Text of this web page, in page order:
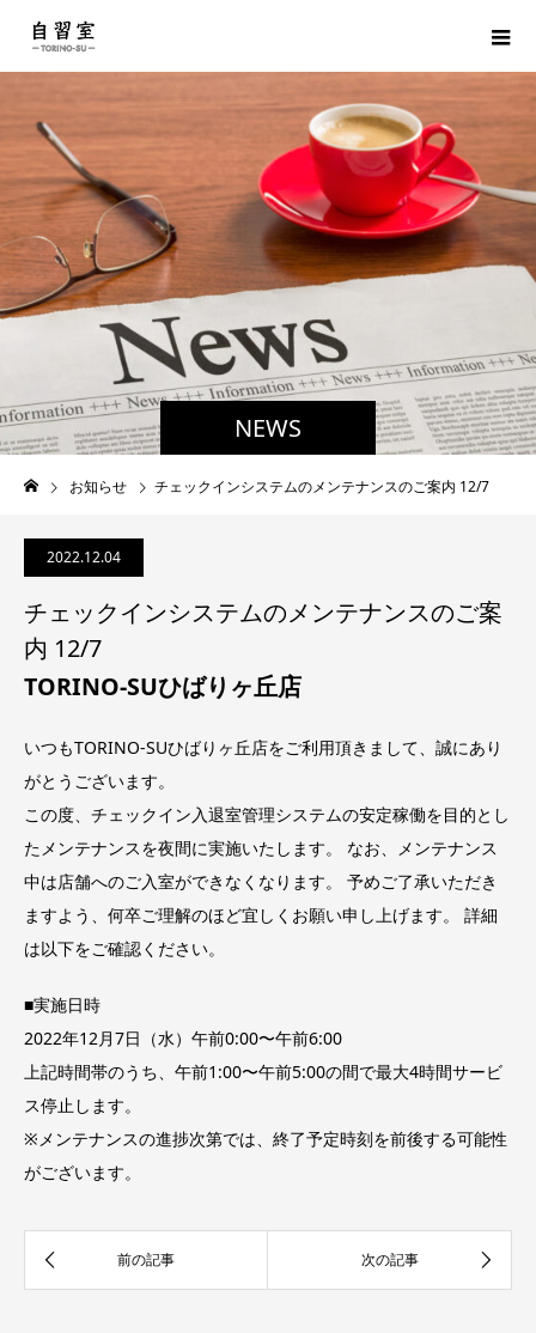
NEWS
お知らせ チェックインシステムのメンテナンスのご案内 12/7
2022.12.04
チェックインシステムのメンテナンスのご案
内 12/7
TORINO-SUひばりヶ丘店
いつもTORINO-SUひばりヶ丘店をご利用頂きまして、誠にあり
がとうございます。
この度、チェックイン入退室管理システムの安定稼働を目的とし
たメンテナンスを夜間に実施いたします。 なお、メンテナンス
中は店舗へのご入室ができなくなります。 予めご了承いただき
ますよう、何卒ご理解のほど宜しくお願い申し上げます。 詳細
は以下をご確認ください。
■実施日時
2022年12月7日（水）午前0:00〜午前6:00
上記時間帯のうち、午前1:00〜午前5:00の間で最大4時間サービ
ス停止します。
※メンテナンスの進捗次第では、終了予定時刻を前後する可能性
がございます。